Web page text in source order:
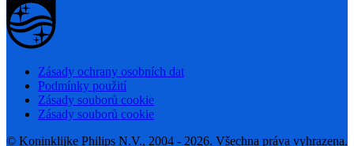
Zásady ochrany osobních dat
Podmínky použití
Zásady souborů cookie
Zásady souborů cookie
© Koninklijke Philips N.V., 2004 - 2026. Všechna práva vyhrazena.